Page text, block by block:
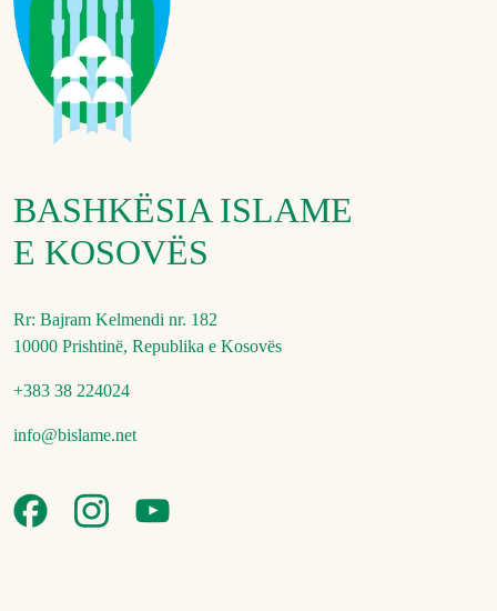
BASHKËSIA ISLAME
E KOSOVËS
Rr: Bajram Kelmendi nr. 182
10000 Prishtinë, Republika e Kosovës
+383 38 224024
info@bislame.net